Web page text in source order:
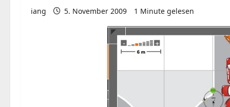
iang 5. November 2009 1 Minute gelesen